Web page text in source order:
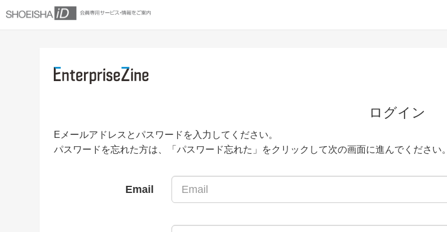
ログイン
Eメールアドレスとパスワードを入力してください。
パスワードを忘れた方は、「パスワード忘れた」をクリックして次の画面に進んでください。
Email